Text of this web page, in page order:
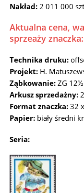
Nakład: 2 011 000
Aktualna cena,
sprzeaży
Technika druku:
Projekt: H.
Ząbkowanie: ZG 12½
Arkusz sprzedażny:
Format znaczka: 32
Papier: biały średni
Seria: